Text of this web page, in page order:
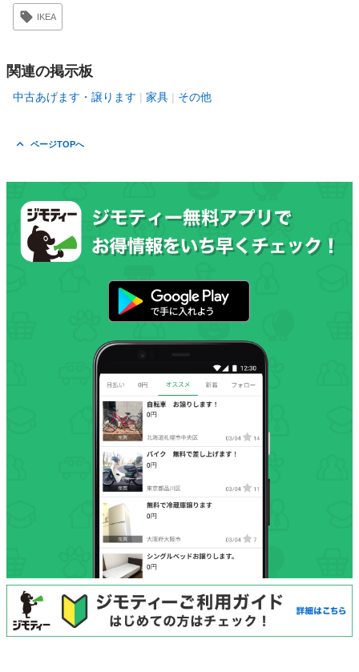
IKEA
関連の掲示板
中古あげます・譲ります 家具 その他
ページTOPへ